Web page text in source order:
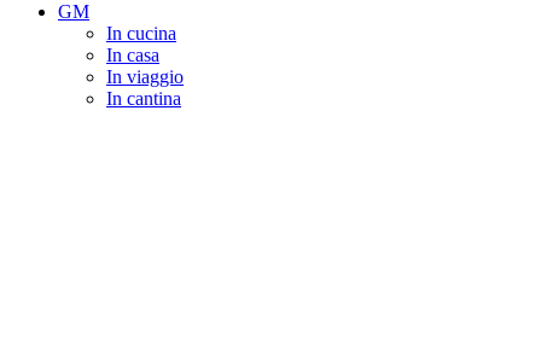
GM
In cucina
In casa
In viaggio
In cantina